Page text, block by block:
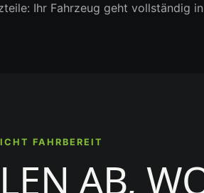
Ihr Fahrzeug geht vollständig
FAHRBEREIT
AB,